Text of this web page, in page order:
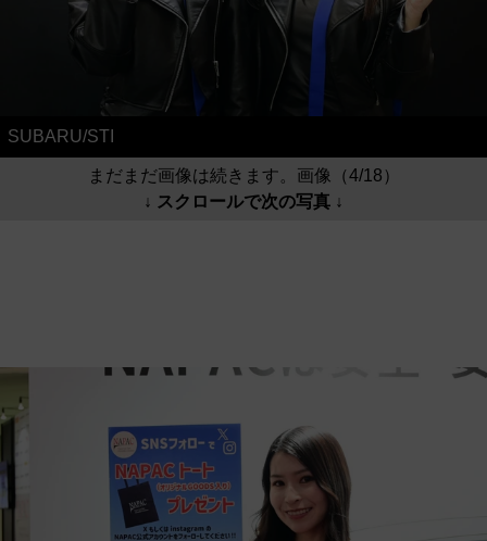
SUBARU/STI
まだまだ画像は続きます。画像（4/18）
↓ スクロールで次の写真 ↓